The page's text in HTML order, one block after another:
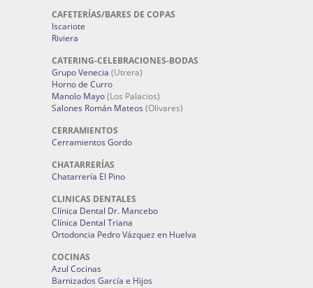
CAFETERÍAS/BARES DE COPAS
Iscariote
Riviera
CATERING-CELEBRACIONES-BODAS
Grupo Venecia (Utrera)
Horno de Curro
Manolo Mayo(Los Palacios)
Salones Román Mateos (Olivares)
CERRAMIENTOS
Cerramientos Gordo
CHATARRERÍAS
Chatarrería El Pino
CLINICAS DENTALES
Clínica Dental Dr. Mancebo
Clínica Dental Triana
Ortodoncia Pedro Vázquez en Huelva
COCINAS
Azul Cocinas
Barnizados García e Hijos